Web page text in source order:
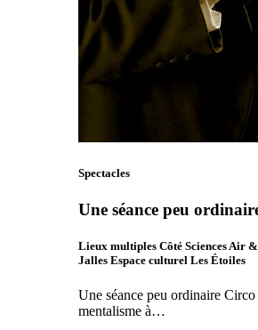
Spectacles
Une séance peu
Lieux multiples Côté Sciences Air
Jalles Espace culturel Les Étoiles
Une séance peu ordinaire
mentalisme à…